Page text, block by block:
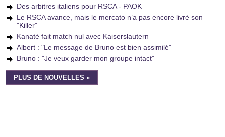
Des arbitres italiens pour RSCA - PAOK
Le RSCA avance, mais le mercato n’a pas encore livré son
"Killer"
Kanaté fait match nul avec Kaiserslautern
Albert : "Le message de Bruno est bien assimilé"
Bruno : "Je veux garder mon groupe intact"
PLUS DE NOUVELLES »